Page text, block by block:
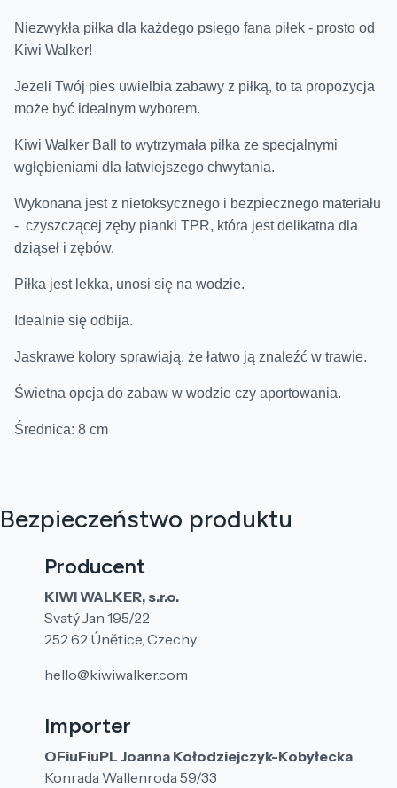
Niezwykła piłka dla każdego psiego fana piłek - prosto od
Kiwi Walker!
Jeżeli Twój pies uwielbia zabawy z piłką, to ta propozycja
może być idealnym wyborem.
Kiwi Walker Ball to wytrzymała piłka ze specjalnymi
wgłębieniami dla łatwiejszego chwytania.
Wykonana jest z nietoksycznego i bezpiecznego materiału
- czyszczącej zęby pianki TPR, która jest delikatna dla
dziąseł i zębów.
Piłka jest lekka, unosi się na wodzie.
Idealnie się odbija.
Jaskrawe kolory sprawiają, że łatwo ją znaleźć w trawie.
Świetna opcja do zabaw w wodzie czy aportowania.
Średnica: 8 cm
Bezpieczeństwo produktu
Producent
KIWI WALKER, s.r.o.
Svatý Jan 195/22
252 62 Únětice, Czechy
hello@kiwiwalker.com
Importer
OFiuFiuPL Joanna Kołodziejczyk-Kobyłecka
Konrada Wallenroda 59/33